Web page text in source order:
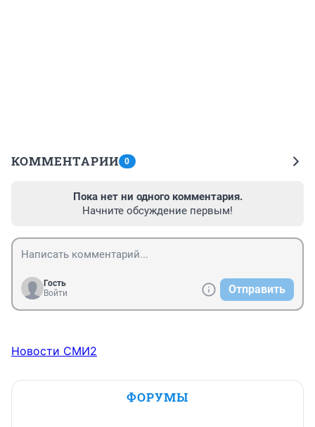
КОММЕНТАРИИ 0
Пока нет ни одного комментария.
Начните обсуждение первым!
Гость
Войти
Отправить
Новости СМИ2
ФОРУМЫ